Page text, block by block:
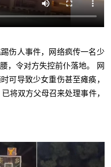
伤人事件，网络疯传一名少
，令对方失控前仆落地。 网
可导致少女重伤甚至瘫痪，
将双方父母召来处理事件，